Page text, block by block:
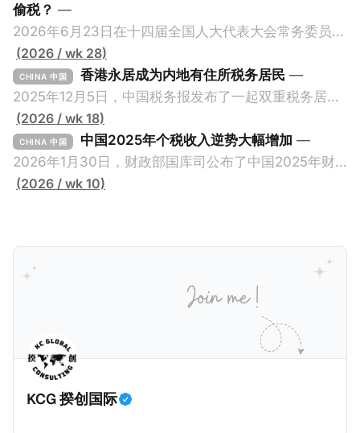
偷税？ —
2026年6月23日在十四届全国人大代表大会常务委员会
第23次会议上，国家审计署审计长侯凯汇报的《国务院
关于2025年度中央预算执行和其他财政收支的审计工作
报告》引爆网络，暴露中国银行错误以公募基金免收所
得税的政策优惠，让大量员工出资1元至100元来凑人
头，逃税23.67亿元人民币。这个消息已经发布了一段
长时间，因此我们只想借此新闻探讨一个有趣的问题：
明明是税务审计，为什么是国家审计署而不是税务总局
计署查出来的，以及它与税务局的分工。
(2026 / wk 28)
CHINA 中国 香港永居成为内地有住所税务居民 —
2025年12月5日，中国税务报发布了一起双重税务居民
的真实案例《适用“加比规则”确定税收居民身份》，作
者为王哲炜，来自国家税务总局天津市税务局，因此具
有权威性。此案例最有价值的地方，就是在于税局对一
个已经取得香港永居身份7年，而且没有在内地居住超
一般来说，只要持有香港永居，那么即便税务内地税务
居民，也是属于无住所税务居民，仅来源于内地的所得
缴纳内地个人所得税。我们一起深入看看这个案例。
信息不准确，以下五点都是摘自原文，没有任何修改。
* 王先生持有内地（北京）户籍和身份证，并于2018年
取得了香港永久性居民身份。王先生在北京拥有一家合
伙企业并任职，在北京缴纳社会保险及工资薪金所得个
(2026 / wk 18)
CHINA 中国 中国2025年个税收入逆势大幅增加 —
2026年1月30日，财政部国库司公布了中国2025年财
政收支情况。去年全国一般公共预算收入21.6万亿元，
是所有税种之冠：个人所得税。 2025年个人所得税的
收入为1.62万亿元，比前年大幅增长11.5%，增加税收
约1700亿元。根据揆创的合理推测，个人所得税大幅增
加的原因主要是中国税局自2025年始对个人境外所得征
税，因此多了一笔较大税收。 虽然预计税局在2026年
将会继续对境外所得征税，但毕竟不再是一笔新增收
入，这是否意味着个人所得税的增长是否到顶了呢？揆
创觉得不会，有几个原因：
(2026 / wk 10)
KCG 揆创国际